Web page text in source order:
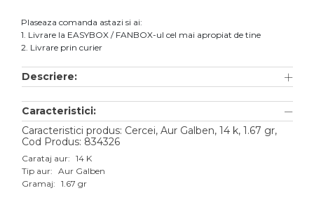
Accesorii
Aur alb
Aur roz
Aur mixt
Plaseaza comanda astazi si ai:
1. Livrare la EASYBOX / FANBOX-ul cel mai apropiat de tine
2. Livrare prin curier
Descriere:
Caracteristici:
Caracteristici produs: Cercei, Aur Galben, 14 k, 1.67 gr,
Cod Produs: 834326
Carataj aur: 14 K
Tip aur: Aur Galben
Gramaj: 1.67 gr